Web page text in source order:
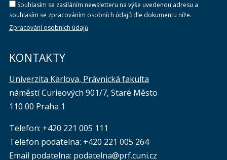
Souhlasím se zasíláním newsletteru na výše uvedenou adresu a
souhlasím se zpracováním osobních údajů dle dokumentu níže.
Zpracování osobních údajů
KONTAKTY
Univerzita Karlova, Právnická fakulta
náměstí Curieových 901/7, Staré Město
110 00 Praha 1
Telefon: +420 221 005 111
Telefon podatelna: +420 221 005 264
Email podatelna: podatelna@prf.cuni.cz